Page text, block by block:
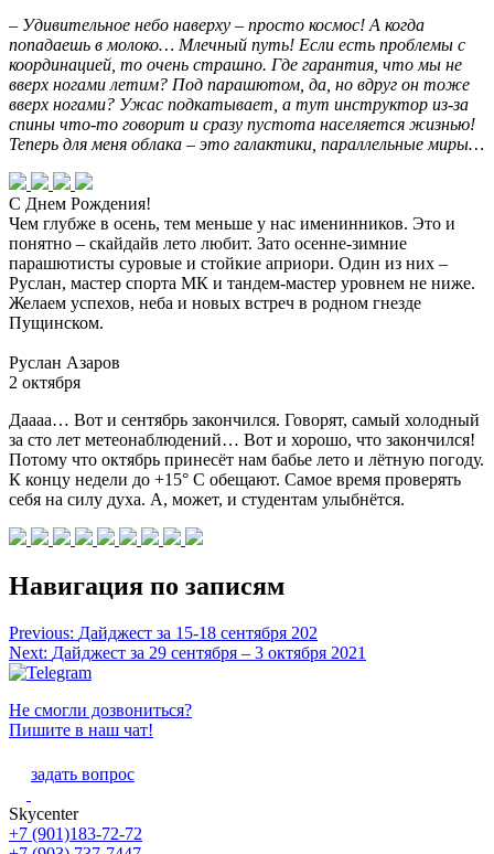
– Удивительное небо наверху – просто космос! А когда
попадаешь в молоко… Млечный путь! Если есть проблемы с
координацией, то очень страшно. Где гарантия, что мы не
вверх ногами летим? Под парашютом, да, но вдруг он тоже
вверх ногами? Ужас подкатывает, а тут инструктор из-за
спины что-то говорит и сразу пустота населяется жизнью!
Теперь для меня облака – это галактики, параллельные миры…
С Днем Рождения!
Чем глубже в осень, тем меньше у нас именинников. Это и
понятно – скайдайв лето любит. Зато осенне-зимние
парашютисты суровые и стойкие априори. Один из них –
Руслан, мастер спорта МК и тандем-мастер уровнем не ниже.
Желаем успехов, неба и новых встреч в родном гнезде
Пущинском.
Руслан Азаров
2 октября
Даааа… Вот и сентябрь закончился. Говорят, самый холодный
за сто лет метеонаблюдений… Вот и хорошо, что закончился!
Потому что октябрь принесёт нам бабье лето и лётную погоду.
К концу недели до +15° С обещают. Самое время проверять
себя на силу духа. А, может, и студентам улыбнётся.
Навигация по записям
Previous: Дайджест за 15-18 сентября 202
Next: Дайджест за 29 сентября – 3 октября 2021
Не смогли дозвониться?
Пишите в наш чат!
задать вопрос
Skycenter
+7 (901)183-72-72